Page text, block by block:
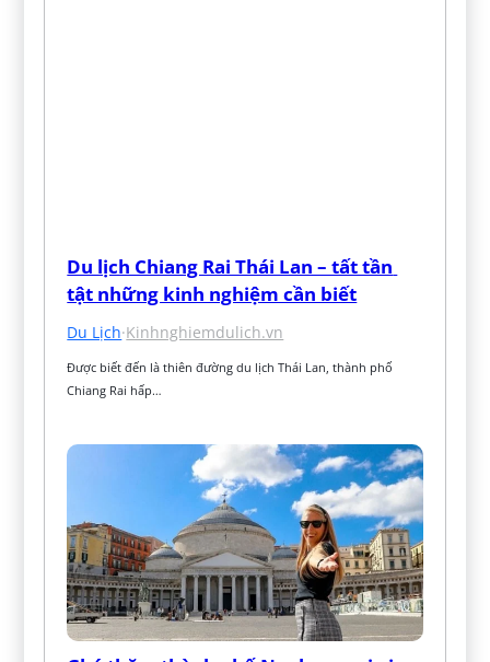
Du lịch Chiang Rai Thái Lan – tất tần
tật những kinh nghiệm cần biết
Du Lịch·Kinhnghiemdulich.vn
Được biết đến là thiên đường du lịch Thái Lan, thành phố
Chiang Rai hấp…